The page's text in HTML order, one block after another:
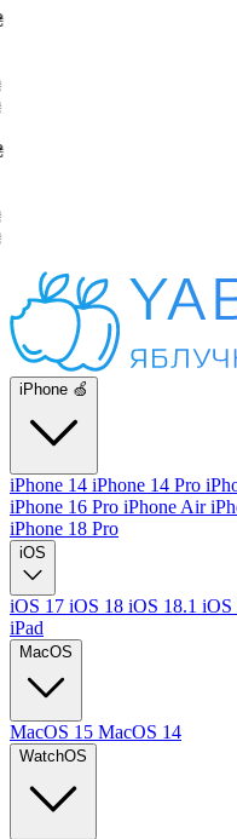
iPhone 🍏
iPhone 14 iPhone 14 Pro
iPhone 16 Pro iPhone Air
iPhone 18 Pro
iOS
iOS 17 iOS 18 iOS 18.1 iOS
iPad
MacOS
MacOS 15 MacOS 14
WatchOS